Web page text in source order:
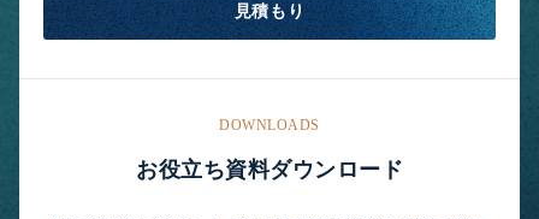
見積もり
DOWNLOADS
お役立ち資料ダウンロード